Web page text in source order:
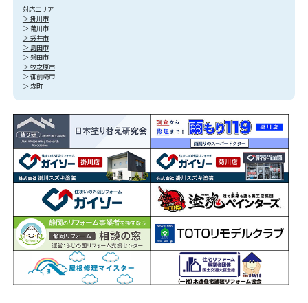
対応エリア
＞ 掛川市
＞ 菊川市
＞ 袋井市
＞ 島田市
＞ 磐田市
＞ 牧之原市
＞ 御前崎市
＞ 森町